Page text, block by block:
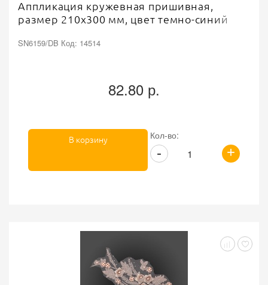
Аппликация кружевная пришивная,
размер 210х300 мм, цвет темно-синий
SN6159/DB Код: 14514
82.80 р.
Кол-во:
+
-
В корзину